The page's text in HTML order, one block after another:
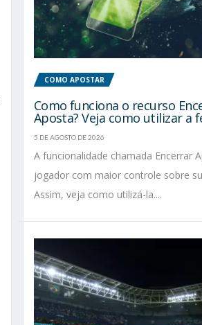
COMO APOSTAR
Como funciona o recurso
Aposta? Veja como utilizar a
5 DE AGOSTO DE 2026
A funcionalidade chamada Encerrar
jogador com maior controle sobre
Assim, veja como utilizá-la....